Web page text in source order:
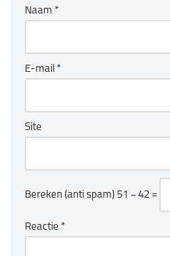
Naam *
E-mail *
Site
Bereken (anti spam) 51 − 42 =
Reactie *